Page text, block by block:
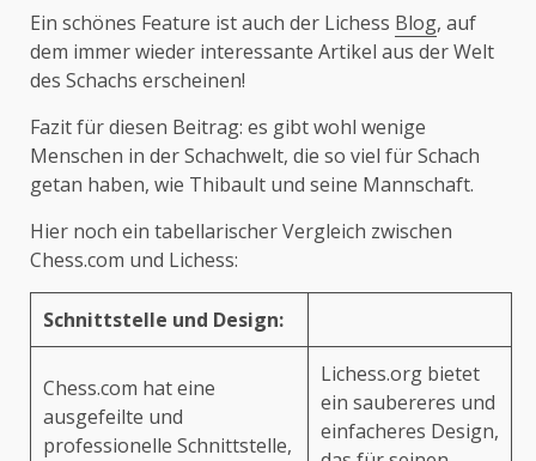
Ein schönes Feature ist auch der Lichess Blog, auf
dem immer wieder interessante Artikel aus der Welt
des Schachs erscheinen!
Fazit für diesen Beitrag: es gibt wohl wenige
Menschen in der Schachwelt, die so viel für Schach
getan haben, wie Thibault und seine Mannschaft.
Hier noch ein tabellarischer Vergleich zwischen
Chess.com und Lichess:
Schnittstelle und Design:
Chess.com hat eine
ausgefeilte und
professionelle Schnittstelle,
Lichess.org bietet
ein saubereres und
einfacheres Design,